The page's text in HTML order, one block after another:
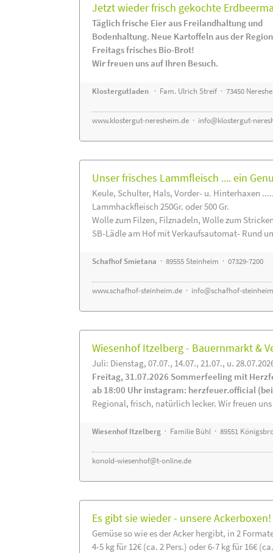
Jetzt wieder frisch gekochte
Täglich frische Eier aus Freilandhaltung und
Bodenhaltung. Neue Kartoffeln aus der
Freitags frisches Bio-Brot!
Wir freuen uns auf Ihren Besuch.
Klostergutladen · Fam. Ulrich Streif · 73450
www.klostergut-neresheim.de · info@klostergut-
Unser frisches Lammfleisch .... ein
Keule, Schulter, Hals, Vorder- u. Hinterhaxen
Lammhackfleisch 250Gr. oder 500 Gr.
Wolle zum Filzen, Filznadeln, Wolle zum
SB-Lädle am Hof mit Verkaufsautomat- Rund
Schafhof Smietana · 89555 Steinheim · 07329-7200
www.schafhof-steinheim.de · info@schafhof-
Wiesenhof Itzelberg - Bauernmarkt &
Juli: Dienstag, 07.07., 14.07., 21.07., u.
Freitag, 31.07.2026 Sommerfeeling mit
ab 18:00 Uhr instagram: herzfeuer.official
Regional, frisch, natürlich lecker. Wir freuen
Wiesenhof Itzelberg · Familie Bühl · 89551
konold-wiesenhof@t-online.de
Es gibt sie wieder - unsere Ackerboxen!
Gemüse so wie es der Acker hergibt, in 2
4-5 kg für 12€ (ca. 2 Pers.) oder 6-7 kg für 16€